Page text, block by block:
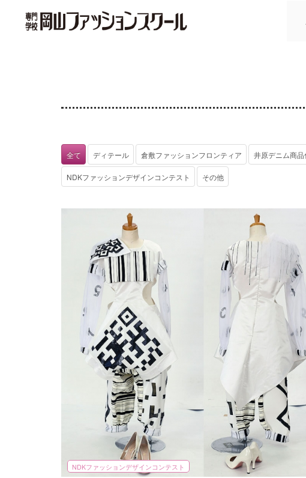
全て ディテール 倉敷ファッションフロンティア 井原デニム商品
NDKファッションデザインコンテスト その他
NDKファッションデザインコンテスト